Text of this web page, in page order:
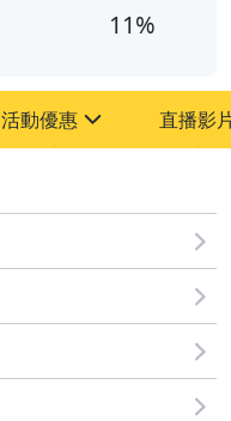
11%
活動優惠 直播影